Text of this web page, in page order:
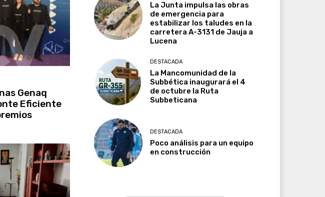
Genaq
Eficiente
La Junta impulsa las obras
de emergencia para
estabilizar los taludes en la
carretera A-3131 de Jauja a
Lucena
DESTACADA
La Mancomunidad de la
Subbética inaugurará el 4
de octubre la Ruta
Subbeticana
DESTACADA
Poco análisis para un equipo
en construcción